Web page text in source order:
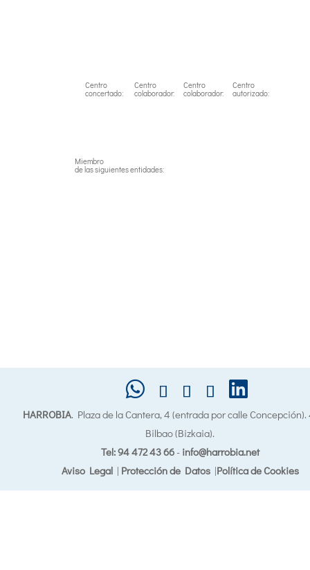
Centro
concertado:
Centro
colaborador:
Centro
colaborador:
Centro
autorizado:
Miembro
de las siguientes entidades:
HARROBIA. Plaza de la Cantera, 4 (entrada por calle
Bilbao (Bizkaia).
Tel: 94 472 43 66- info@harrobia.net
Aviso Legal| Protección de Datos|Política de Cookies